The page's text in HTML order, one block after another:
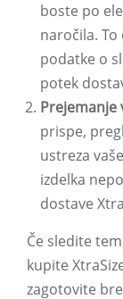
boste po
naročila.
podatke o
potek
Prejemanje
prispe,
ustreza
izdelka
dostave
Če sledite
kupite
zagotovite